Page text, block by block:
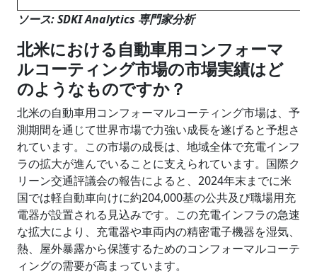
ソース: SDKI Analytics 専門家分析
北米における自動車用コンフォーマ
ルコーティング市場の市場実績はど
のようなものですか？
北米の自動車用コンフォーマルコーティング市場は、予
測期間を通じて世界市場で力強い成長を遂げると予想さ
れています。この市場の成長は、地域全体で充電インフ
ラの拡大が進んでいることに支えられています。国際ク
リーン交通評議会の報告によると、2024年末までに米
国では軽自動車向けに約204,000基の公共及び職場用充
電器が設置される見込みです。この充電インフラの急速
な拡大により、充電器や車両内の精密電子機器を湿気、
熱、屋外暴露から保護するためのコンフォーマルコーテ
ィングの需要が高まっています。